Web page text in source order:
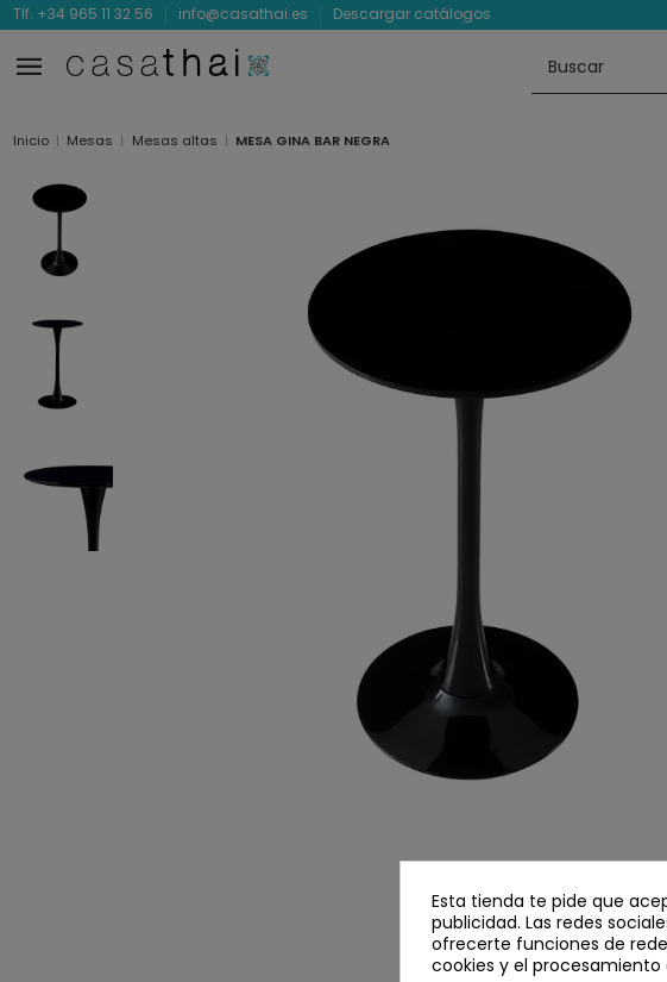
Tlf. +34 965 11 32 56 info@casathai.es Descargar catálogos
Inicio Mesas Mesas altas MESA GINA BAR NEGRA
Esta tienda te pide que
publicidad. Las redes
ofrecerte funciones de
cookies y el